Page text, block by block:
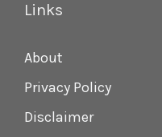
Links
About
Privacy Policy
Disclaimer